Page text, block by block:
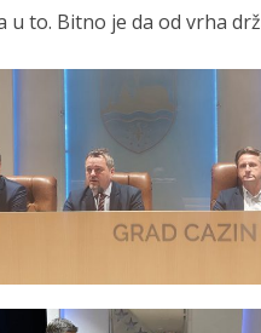
u to. Bitno je da od vrha